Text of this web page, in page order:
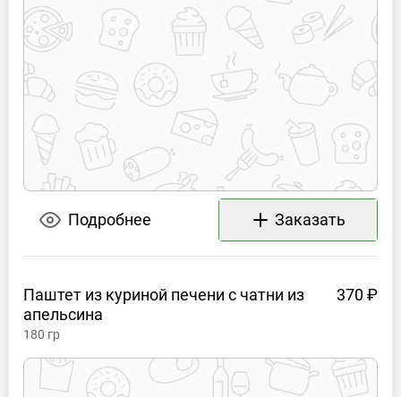
Подробнее Заказать
Паштет из куриной печени с чатни из
апельсина
370 ₽
180 гр